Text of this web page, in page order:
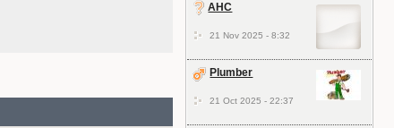
АНС
21 Nov 2025 - 8:32
Plumber
21 Oct 2025 - 22:37